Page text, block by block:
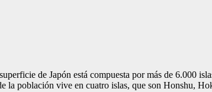
de Japón está compuesta por más de 6.000
la población vive en cuatro islas, que son Honshu,